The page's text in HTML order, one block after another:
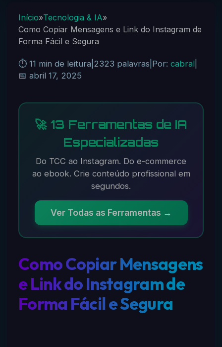
Início»Tecnologia & IA»
Como Copiar Mensagens e Link do Instagram de
Forma Fácil e Segura
⏱️ 11 min de leitura 2323 palavras Por: cabral|
📅 abril 17, 2025
🚀 13 Ferramentas de IA
Especializadas
Do TCC ao Instagram. Do e-commerce
ao ebook. Crie conteúdo profissional em
segundos.
Ver Todas as Ferramentas →
Como Copiar Mensagens
e Link do Instagram de
Forma Fácil e Segura